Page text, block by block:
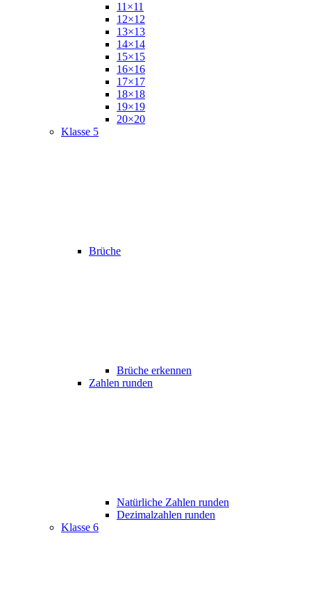
11×11
12×12
13×13
14×14
15×15
16×16
17×17
18×18
19×19
20×20
Klasse 5
Brüche
Brüche erkennen
Zahlen runden
Natürliche Zahlen runden
Dezimalzahlen runden
Klasse 6